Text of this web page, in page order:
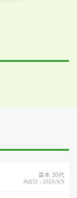
森本 30代
内定日：2025/9/5